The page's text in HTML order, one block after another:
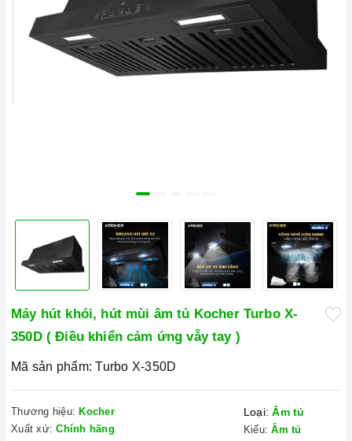
Máy hút khói, hút mùi âm tủ Kocher Turbo X-
350D ( Điều khiển cảm ứng vẫy tay )
Mã sản phẩm: Turbo X-350D
Thương hiệu: Kocher
Xuất xứ: Chính hãng
Loại: Âm tủ
Kiểu: Âm tủ